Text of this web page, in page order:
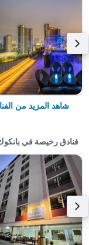
شاهد المزيد من
فنادق رخيصة في